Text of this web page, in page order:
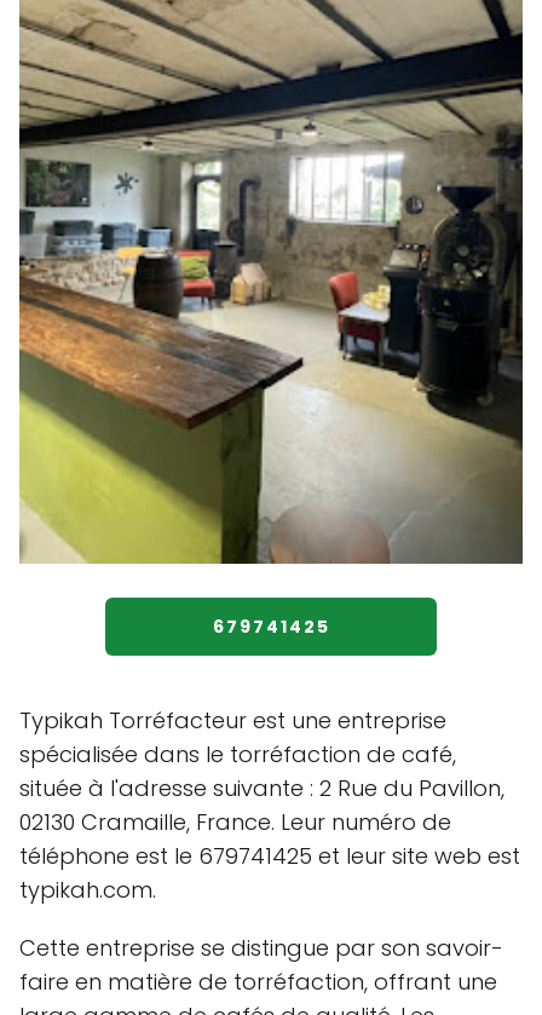
679741425
Typikah Torréfacteur est une entreprise
spécialisée dans le torréfaction de café,
située à l'adresse suivante : 2 Rue du Pavillon,
02130 Cramaille, France. Leur numéro de
téléphone est le 679741425 et leur site web est
typikah.com.
Cette entreprise se distingue par son savoir-
faire en matière de torréfaction, offrant une